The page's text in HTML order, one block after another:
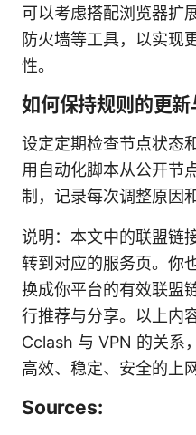
可以考虑搭配浏览器扩
防火墙等工具，以实现
性。
如何保持规则的更新
设定定期检查节点状态
用自动化脚本从公开节
制，记录每次调整原因
说明：本文中的联盟链
转到对应的服务页。你
换成你平台的有效联盟
行推荐与分享。以上内
Cclash 与 VPN 的关系
高效、稳定、安全的上
Sources: